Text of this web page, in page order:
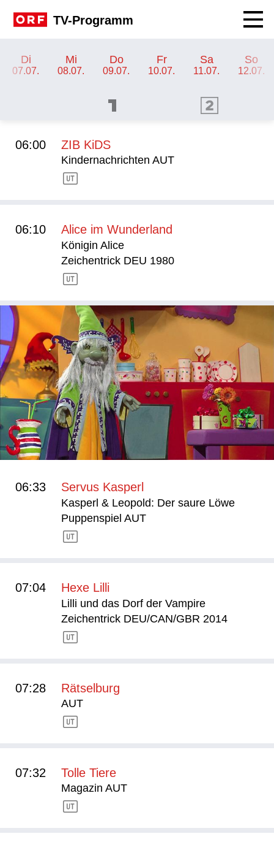
TV-Programm
Di
07.07.
Mi
08.07.
Do
09.07.
Fr
10.07.
Sa
11.07.
So
12.07.
ORF 2 Programm
06:00 ZIB KiDS
Kindernachrichten AUT
06:10 Alice im Wunderland
Königin Alice
Zeichentrick DEU 1980
06:33 Servus Kasperl
Kasperl & Leopold: Der saure Löwe
Puppenspiel AUT
07:04 Hexe Lilli
Lilli und das Dorf der Vampire
Zeichentrick DEU/CAN/GBR 2014
07:28 Rätselburg
AUT
07:32 Tolle Tiere
Magazin AUT